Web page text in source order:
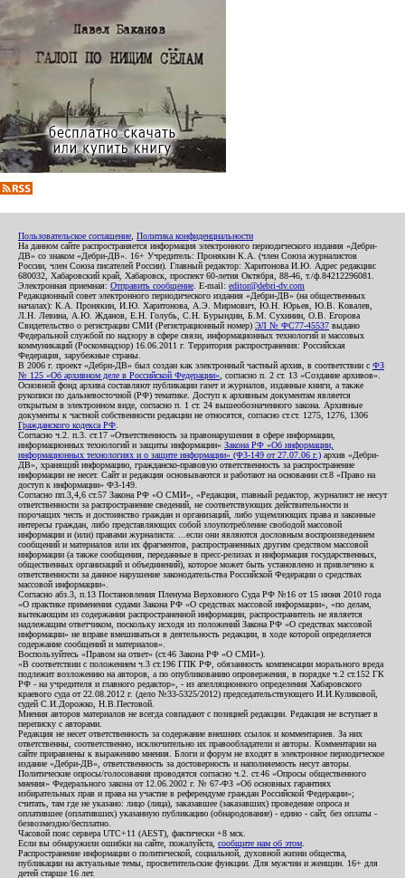
Пользовательское соглашение Политика конфиденциальности
На данном сайте распространяется информация электронного периодического издания «Дебри-
ДВ» со знаком «Дебри-ДВ». 16+ Учредитель: Пронякин К.А. (член Союза журналистов
России, член Союза писателей России). Главный редактор: Харитонова И.Ю. Адрес редакции:
680032, Хабаровский край, Хабаровск, проспект 60-летия Октября, 88-46, т./ф.84212296081.
Электронная приемная: Отправить сообщение . E-mail: editor@debri-dv.com
Редакционный совет электронного периодического издания «Дебри-ДВ» (на общественных
началах): К.А. Пронякин, И.Ю. Харитонова, А.Э. Мирмович, Ю.Н. Юрьев, Ю.В. Ковалев,
Л.Н. Левина, А.Ю. Жданов, Е.Н. Голубь, С.Н. Бурындин, Б.М. Сухинин, О.В. Егорова
Свидетельство о регистрации СМИ (Регистрационный номер) ЭЛ № ФС77-45537 выдано
Федеральной службой по надзору в сфере связи, информационных технологий и массовых
коммуникаций (Роскомнадзор) 16.06.2011 г. Территория распространения: Российская
Федерация, зарубежные страны.
В 2006 г. проект «Дебри-ДВ» был создан как электронный частный архив, в соответствии с ФЗ
№ 125 «Об архивном деле в Российской Федерации» , согласно п. 2 ст. 13 «Создание архивов».
Основной фонд архива составляют публикации газет и журналов, изданные книги, а также
рукописи по дальневосточной (РФ) тематике. Доступ к архивным документам является
открытым в электронном виде, согласно п. 1 ст. 24 вышеобозначенного закона. Архивные
документы к частной собственности редакции не относятся, согласно ст.ст. 1275, 1276, 1306
Гражданского кодекса РФ
Согласно ч.2. п.3. ст.17 «Ответственность за правонарушения в сфере информации,
информационных технологий и защиты информации» Закона РФ «Об информации,
информационных технологиях и о защите информации» (ФЗ-149 от 27.07.06 г.) архив «Дебри-
ДВ», хранящий информацию, гражданско-правовую ответственность за распространение
информации не несет. Сайт и редакция основываются и работают на основании ст.8 «Право на
доступ к информации» ФЗ-149.
Согласно пп.3,4,6 ст.57 Закона РФ «О СМИ», «Редакция, главный редактор, журналист не несут
ответственности за распространение сведений, не соответствующих действительности и
порочащих честь и достоинство граждан и организаций, либо ущемляющих права и законные
интересы граждан, либо представляющих собой злоупотребление свободой массовой
информации и (или) правами журналиста: ...если они являются дословным воспроизведением
сообщений и материалов или их фрагментов, распространенных другим средством массовой
информации (а также сообщения, переданные в пресс-релизах и информация государственных,
общественных организаций и объединений), которое может быть установлено и привлечено к
ответственности за данное нарушение законодательства Российской Федерации о средствах
массовой информации».
Согласно абз.3, п.13 Постановления Пленума Верховного Суда РФ №16 от 15 июня 2010 года
«О практике применения судами Закона РФ «О средствах массовой информации», «по делам,
вытекающим из содержания распространенной информации, распространитель не является
надлежащим ответчиком, поскольку исходя из положений Закона РФ «О средствах массовой
информации» не вправе вмешиваться в деятельность редакции, в ходе которой определяется
содержание сообщений и материалов».
Воспользуйтесь «Правом на ответ» (ст.46 Закона РФ «О СМИ»).
«В соответствии с положением ч.3 ст.196 ГПК РФ, обязанность компенсации морального вреда
подлежит возложению на авторов, а по опубликованию опровержения, в порядке ч.2 ст.152 ГК
РФ - на учредителя и главного редактор», - из апелляционного определения Хабаровского
краевого суда от 22.08.2012 г. (дело №33-5325/2012) председательствующего И.И.Куликовой,
судей С.И.Дорожко, Н.В.Пестовой.
Мнения авторов материалов не всегда совпадают с позицией редакции. Редакция не вступает в
переписку с авторами.
Редакция не несет ответственность за содержание внешних ссылок и комментариев. За них
ответственны, соответственно, исключительно их правообладатели и авторы. Комментарии на
сайте приравнены к выражению мнения. Блоги и форум не входят в электронное периодическое
издание «Дебри-ДВ», ответственность за достоверность и наполняемость несут авторы.
Политические опросы/голосования проводятся согласно ч.2. ст.46 «Опросы общественного
мнения» Федерального закона от 12.06.2002 г. № 67-ФЗ «Об основных гарантиях
избирательных прав и права на участие в референдуме граждан Российской Федерации»;
считать, там где не указано: лицо (лица), заказавшее (заказавших) проведение опроса и
оплатившее (оплативших) указанную публикацию (обнародование) - едино - сайт, без оплаты -
безвозмездно/бесплатно.
Часовой пояс сервера UTC+11 (AEST), фактически +8 мск.
Если вы обнаружили ошибки на сайте, пожалуйста, сообщите нам об этом
Распространение информации о политической, социальной, духовной жизни общества,
публикации на актуальные темы, просветительские функции. Для мужчин и женщин. 16+ для
детей старше 16 лет.